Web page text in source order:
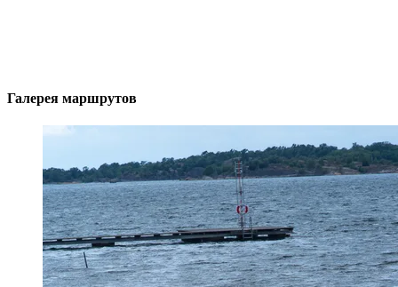
Галерея маршрутов